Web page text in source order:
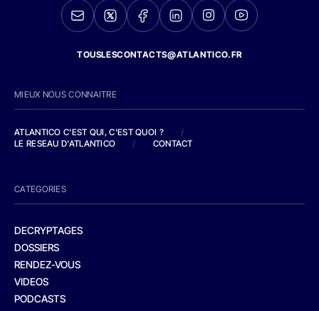
TOUSLESCONTACTS@ATLANTICO.FR
MIEUX NOUS CONNAITRE
ATLANTICO C'EST QUI, C'EST QUOI ?
/
LE RESEAU D'ATLANTICO
/ CONTACT
CATEGORIES
DECRYPTAGES
DOSSIERS
RENDEZ-VOUS
VIDEOS
PODCASTS